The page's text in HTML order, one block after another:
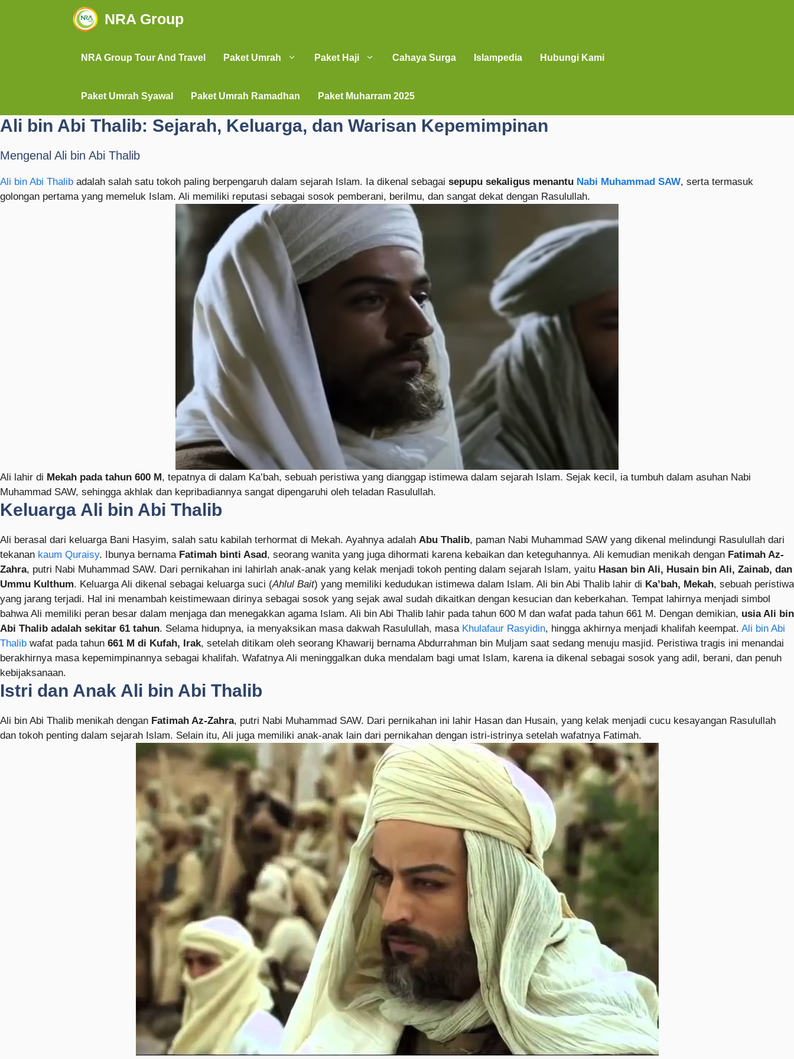
NRA Group
NRA Group Tour And Travel Paket Umrah Paket Haji Cahaya Surga Islampedia Hubungi Kami
Paket Umrah Syawal Paket Umrah Ramadhan Paket Muharram 2025
Ali bin Abi Thalib: Sejarah, Keluarga, dan Warisan Kepemimpinan
Mengenal Ali bin Abi Thalib
Ali bin Abi Thalib adalah salah satu tokoh paling berpengaruh dalam sejarah Islam. Ia dikenal sebagai sepupu sekaligus menantu Nabi Muhammad SAW, serta termasuk
golongan pertama yang memeluk Islam. Ali memiliki reputasi sebagai sosok pemberani, berilmu, dan sangat dekat dengan Rasulullah.
Ali lahir di Mekah pada tahun 600 M, tepatnya di dalam Ka’bah, sebuah peristiwa yang dianggap istimewa dalam sejarah Islam. Sejak kecil, ia tumbuh dalam asuhan Nabi
Muhammad SAW, sehingga akhlak dan kepribadiannya sangat dipengaruhi oleh teladan Rasulullah.
Keluarga Ali bin Abi Thalib
Ali berasal dari keluarga Bani Hasyim, salah satu kabilah terhormat di Mekah. Ayahnya adalah Abu Thalib, paman Nabi Muhammad SAW yang dikenal melindungi Rasulullah dari
tekanan kaum Quraisy. Ibunya bernama Fatimah binti Asad, seorang wanita yang juga dihormati karena kebaikan dan keteguhannya. Ali kemudian menikah dengan Fatimah Az-
Zahra, putri Nabi Muhammad SAW. Dari pernikahan ini lahirlah anak-anak yang kelak menjadi tokoh penting dalam sejarah Islam, yaitu Hasan bin Ali, Husain bin Ali, Zainab, dan
Ummu Kulthum. Keluarga Ali dikenal sebagai keluarga suci (Ahlul Bait) yang memiliki kedudukan istimewa dalam Islam. Ali bin Abi Thalib lahir di Ka’bah, Mekah, sebuah peristiwa
yang jarang terjadi. Hal ini menambah keistimewaan dirinya sebagai sosok yang sejak awal sudah dikaitkan dengan kesucian dan keberkahan. Tempat lahirnya menjadi simbol
bahwa Ali memiliki peran besar dalam menjaga dan menegakkan agama Islam. Ali bin Abi Thalib lahir pada tahun 600 M dan wafat pada tahun 661 M. Dengan demikian, usia Ali bin
Abi Thalib adalah sekitar 61 tahun. Selama hidupnya, ia menyaksikan masa dakwah Rasulullah, masa Khulafaur Rasyidin, hingga akhirnya menjadi khalifah keempat. Ali bin Abi
Thalib wafat pada tahun 661 M di Kufah, Irak, setelah ditikam oleh seorang Khawarij bernama Abdurrahman bin Muljam saat sedang menuju masjid. Peristiwa tragis ini menandai
berakhirnya masa kepemimpinannya sebagai khalifah. Wafatnya Ali meninggalkan duka mendalam bagi umat Islam, karena ia dikenal sebagai sosok yang adil, berani, dan penuh
kebijaksanaan.
Istri dan Anak Ali bin Abi Thalib
Ali bin Abi Thalib menikah dengan Fatimah Az-Zahra, putri Nabi Muhammad SAW. Dari pernikahan ini lahir Hasan dan Husain, yang kelak menjadi cucu kesayangan Rasulullah
dan tokoh penting dalam sejarah Islam. Selain itu, Ali juga memiliki anak-anak lain dari pernikahan dengan istri-istrinya setelah wafatnya Fatimah.